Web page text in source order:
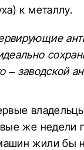
к металлу.
– заводской
же недели
жили бы